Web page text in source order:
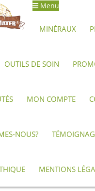
Menu
MINÉRAUX
OUTILS DE SOIN
MON COMPTE
NOUS?
MENTIONS
Minéraux, pierres et cristaux